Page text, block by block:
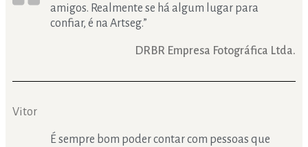
amigos. Realmente se há algum lugar para
confiar, é na Artseg.”
DRBR Empresa Fotográfica Ltda.
Vitor
É sempre bom poder contar com pessoas que